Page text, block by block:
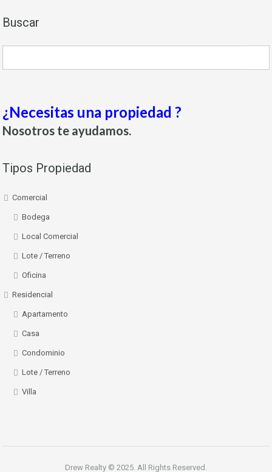
Buscar
¿Necesitas una propiedad ?
Nosotros te ayudamos.
Tipos Propiedad
Comercial
Bodega
Local Comercial
Lote / Terreno
Oficina
Residencial
Apartamento
Casa
Condominio
Lote / Terreno
Villa
Drew Realty © 2025. All Rights Reserved.